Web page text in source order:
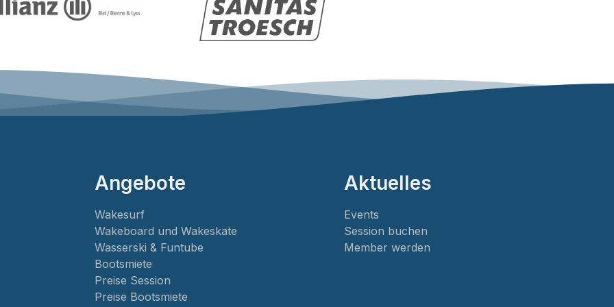
Angebote
Wakesurf
Wakeboard und Wakeskate
Wasserski & Funtube
Bootsmiete
Preise Session
Preise Bootsmiete
Aktuelles
Events
Session buchen
Member werden